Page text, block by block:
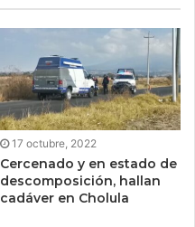
17 octubre, 2022
Cercenado y en estado de
descomposición, hallan
cadáver en Cholula